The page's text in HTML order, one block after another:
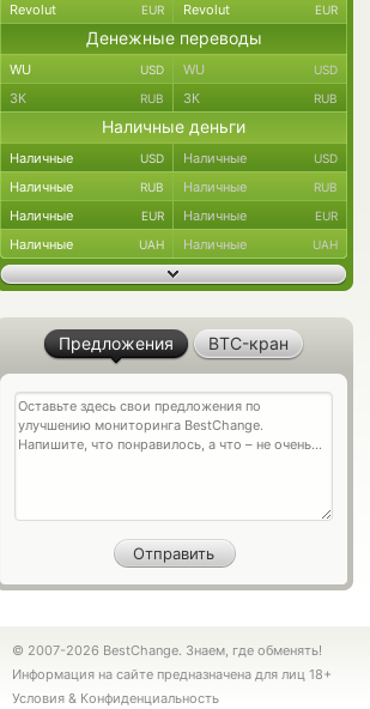
Revolut EUR Revolut EUR
Денежные переводы
WU USD WU USD
ЗК RUB ЗК RUB
Наличные деньги
Наличные USD Наличные USD
Наличные RUB Наличные RUB
Наличные EUR Наличные EUR
Наличные UAH Наличные UAH
Предложения BTC-кран
© 2007-2026 BestChange. Знаем, где обменять!
Информация на сайте предназначена для лиц 18+
Условия & Конфиденциальность